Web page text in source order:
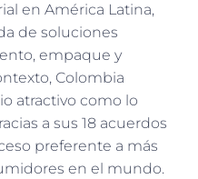
en América Latina,
de soluciones
empaque y
Colombia
atractivo como lo
a sus 18 acuerdos
preferente a más
en el mundo.